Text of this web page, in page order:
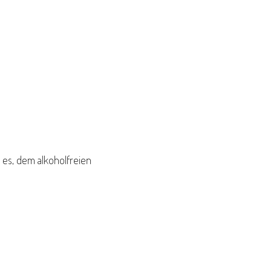
dem alkoholfreien